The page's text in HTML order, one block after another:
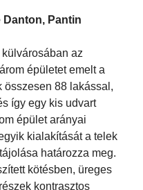
Pantin
az
épületet emelt a
összesen 88 lakással,
így egy kis udvart
épület arányai
kialakítását a telek
határozza meg.
kötésben, üreges
kontrasztos